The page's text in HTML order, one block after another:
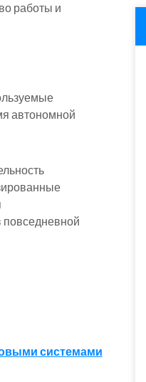
работы и
автономной
повседневной
системами